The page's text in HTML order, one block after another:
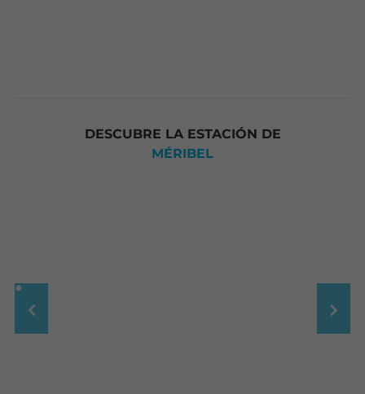
DESCUBRE LA ESTACIÓN DE
MÉRIBEL